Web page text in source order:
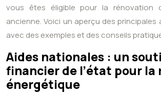
vous êtes éligible pour la rénovation
ancienne. Voici un aperçu des principales
avec des exemples et des conseils
Aides nationales : un
financier de l’état pour la
énergétique